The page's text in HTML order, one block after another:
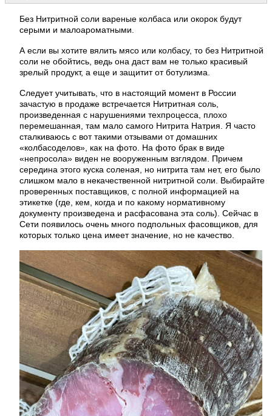
Без Нитритной соли вареные колбаса или окорок будут
серыми и малоароматными.
А если вы хотите вялить мясо или колбасу, то без Нитритной
соли не обойтись, ведь она даст вам не только красивый
зрелый продукт, а еще и защитит от ботулизма.
Следует учитывать, что в настоящий момент в России
зачастую в продаже встречается Нитритная соль,
произведенная с нарушениями техпроцесса, плохо
перемешанная, там мало самого Нитрита Натрия. Я часто
сталкиваюсь с вот такими отзывами от домашних
«колбасоделов», как на фото. На фото брак в виде
«непросола» виден не вооруженным взглядом. Причем
середина этого куска соленая, но нитрита там нет, его было
слишком мало в некачественной нитритной соли. Выбирайте
проверенных поставщиков, с полной информацией на
этикетке (где, кем, когда и по какому нормативному
документу произведена и расфасована эта соль). Сейчас в
Сети появилось очень много подпольных фасовщиков, для
которых только цена имеет значение, но не качество.